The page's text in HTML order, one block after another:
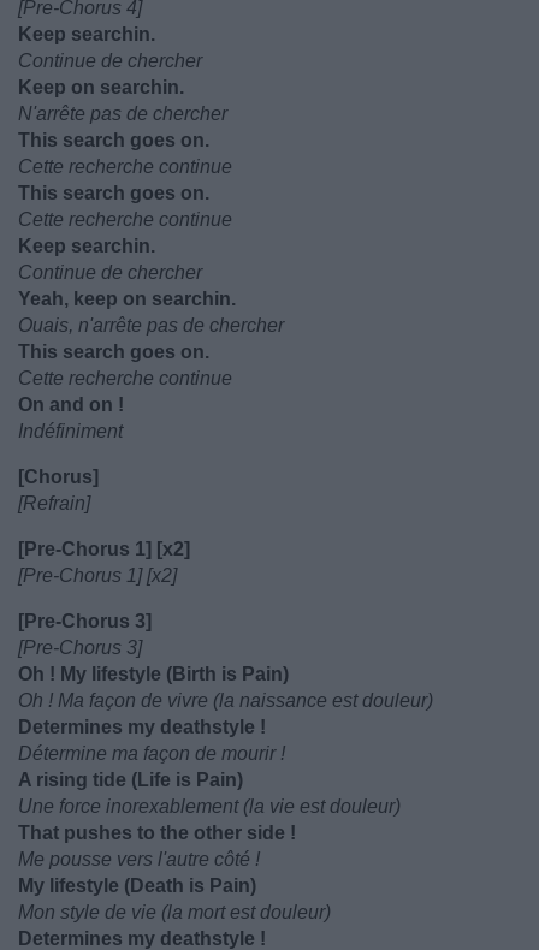
[Pre-Chorus 4]
Keep searchin.
Continue de chercher
Keep on searchin.
N'arrête pas de chercher
This search goes on.
Cette recherche continue
This search goes on.
Cette recherche continue
Keep searchin.
Continue de chercher
Yeah, keep on searchin.
Ouais, n'arrête pas de chercher
This search goes on.
Cette recherche continue
On and on !
Indéfiniment
[Chorus]
[Refrain]
[Pre-Chorus 1] [x2]
[Pre-Chorus 1] [x2]
[Pre-Chorus 3]
[Pre-Chorus 3]
Oh ! My lifestyle (Birth is Pain)
Oh ! Ma façon de vivre (la naissance est douleur)
Determines my deathstyle !
Détermine ma façon de mourir !
A rising tide (Life is Pain)
Une force inorexablement (la vie est douleur)
That pushes to the other side !
Me pousse vers l'autre côté !
My lifestyle (Death is Pain)
Mon style de vie (la mort est douleur)
Determines my deathstyle !